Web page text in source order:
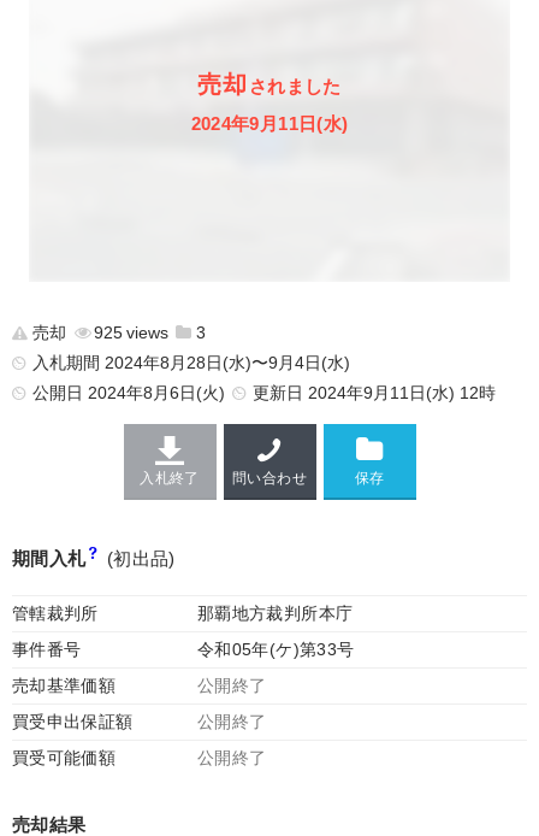
売却 されました
2024年9月11日(水)
売却 925
3
入札期間 2024年8月28日(水)〜9月4日(水)
公開日 2024年8月6日(火) 更新日 2024年9月11日(水) 12時
入札終了 問い合わせ
期間入札 (初出品)
管轄裁判所
那覇地方裁判所本庁
事件番号
令和05年(ケ)第33号
売却基準価額
公開終了
買受申出保証額
公開終了
買受可能価額
公開終了
売却結果